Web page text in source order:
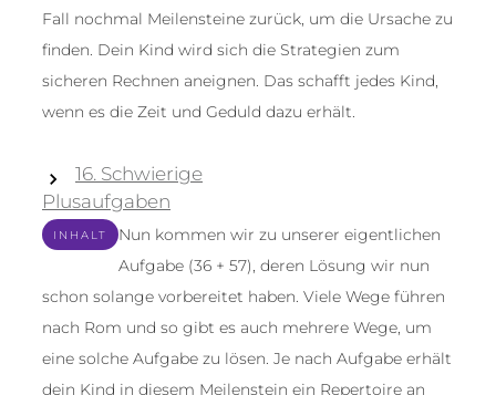
Fall nochmal Meilensteine zurück, um die Ursache zu
finden. Dein Kind wird sich die Strategien zum
sicheren Rechnen aneignen. Das schafft jedes Kind,
wenn es die Zeit und Geduld dazu erhält.
16. Schwierige
Plusaufgaben
INHALT
Nun kommen wir zu unserer eigentlichen
Aufgabe (36 + 57), deren Lösung wir nun
schon solange vorbereitet haben. Viele Wege führen
nach Rom und so gibt es auch mehrere Wege, um
eine solche Aufgabe zu lösen. Je nach Aufgabe erhält
dein Kind in diesem Meilenstein ein Repertoire an